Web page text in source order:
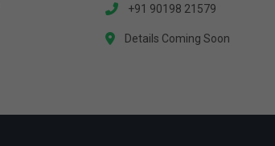
+91 90198 21579
Details Coming Soon